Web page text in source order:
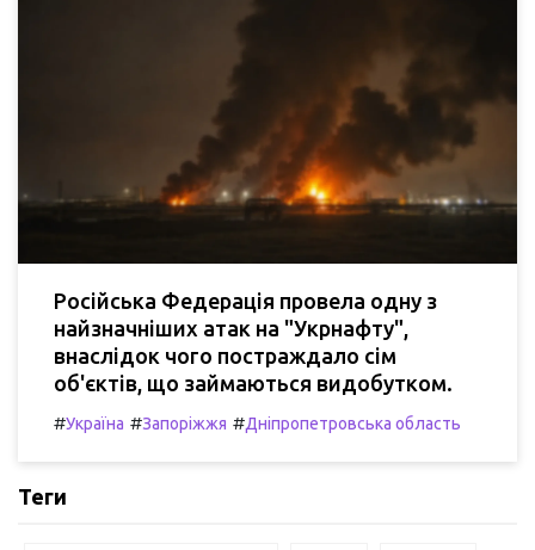
Російська Федерація провела одну з
найзначніших атак на "Укрнафту",
внаслідок чого постраждало сім
об'єктів, що займаються видобутком.
#Україна #Запоріжжя #Дніпропетровська область
Теги